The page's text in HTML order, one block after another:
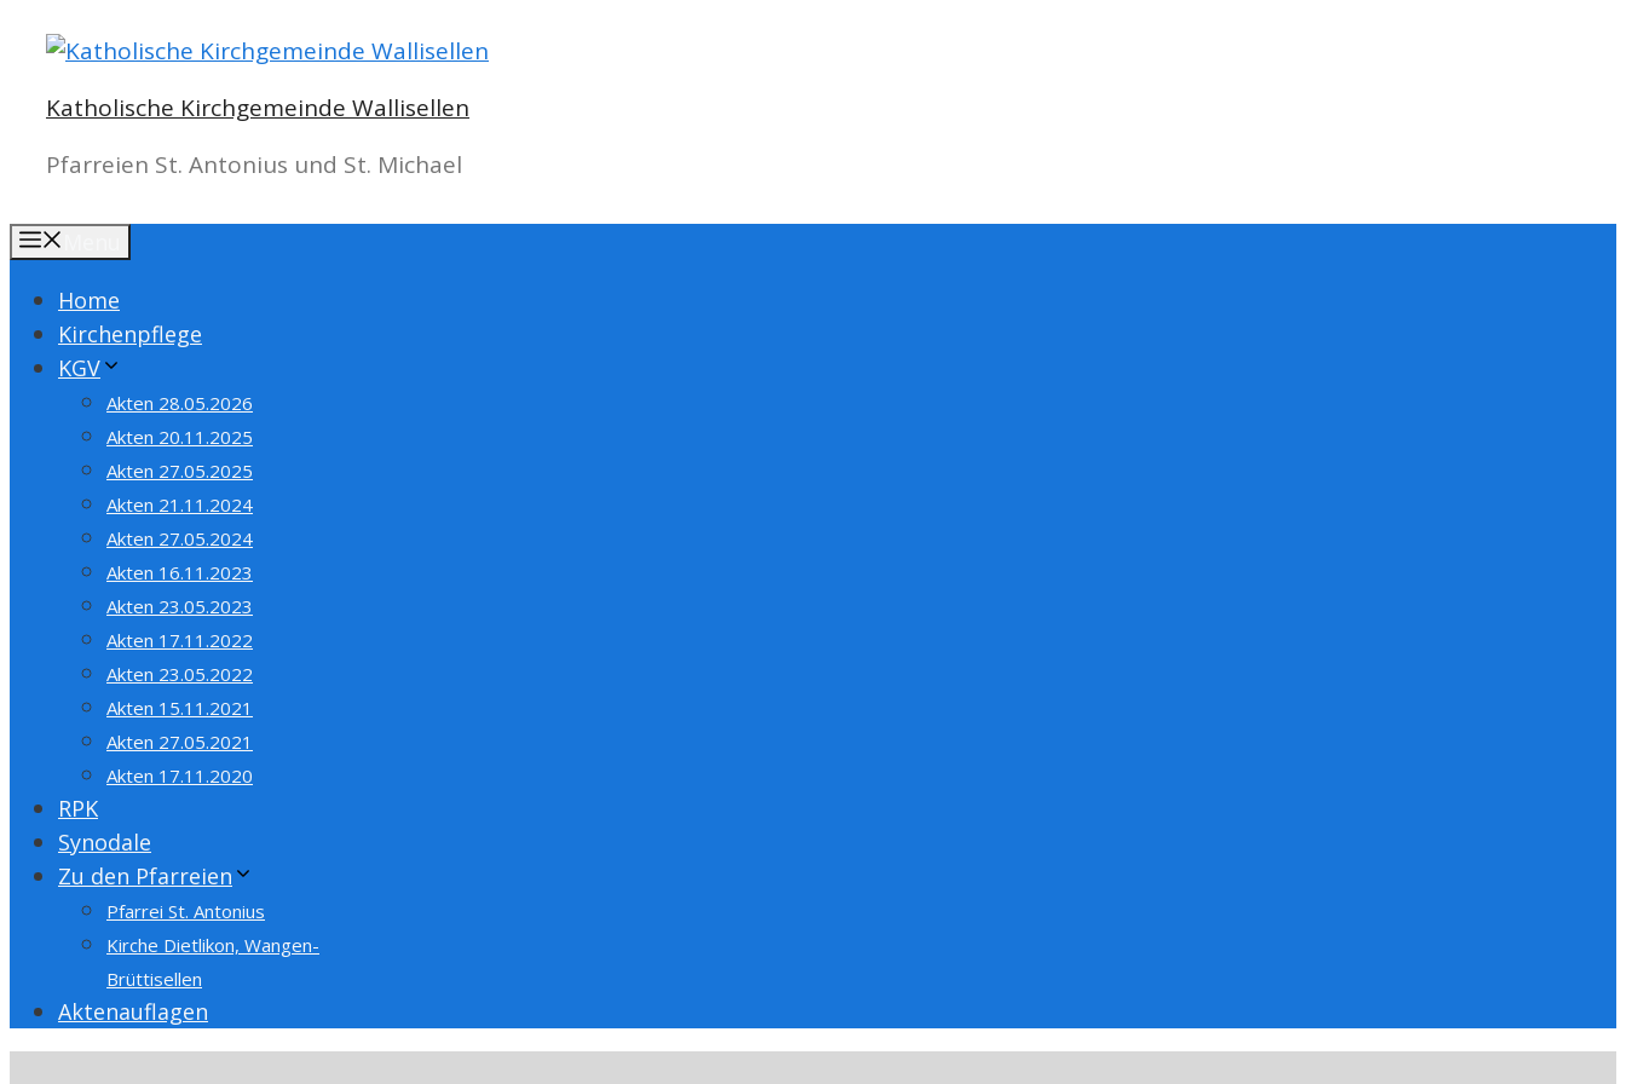
zum
InhaltKatholische Kirchgemeinde Wallisellen
Pfarreien St. Antonius und St. Michael
Home
Kirchenpflege
KGV
Akten 28.05.2026
Akten 20.11.2025
Akten 27.05.2025
Akten 21.11.2024
Akten 27.05.2024
Akten 16.11.2023
Akten 23.05.2023
Akten 17.11.2022
Akten 23.05.2022
Akten 15.11.2021
Akten 27.05.2021
Akten 17.11.2020
RPK
Synodale
Zu den Pfarreien
Pfarrei St. Antonius
Kirche Dietlikon, Wangen-
Brüttisellen
Aktenauflagen